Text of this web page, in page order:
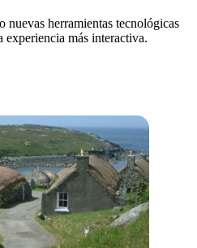
nuevas herramientas tecnológicas
experiencia más interactiva.